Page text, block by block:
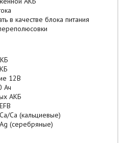
в качестве блока питания
12В
Ач
АКБ
Ca (кальциевые)
(серебряные)